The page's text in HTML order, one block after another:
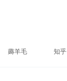
薅羊毛 知乎